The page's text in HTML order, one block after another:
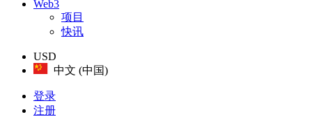
Web3
项目
快讯
USD
中文 (中国)
登录
注册